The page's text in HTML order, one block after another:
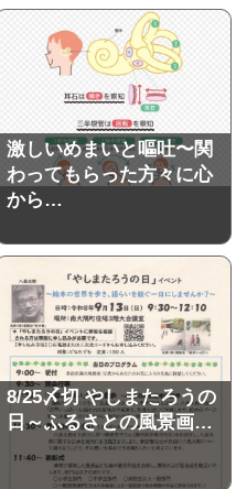
激しいめまいと嘔吐〜関
わってもらった方々に心
から…
8/25〆切 やしまたろうの
日～ふるさとの風景画…